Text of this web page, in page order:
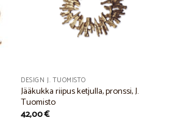
DESIGN J. TUOMISTO
Jääkukka riipus ketjulla, pronssi, J.
Tuomisto
42,00€